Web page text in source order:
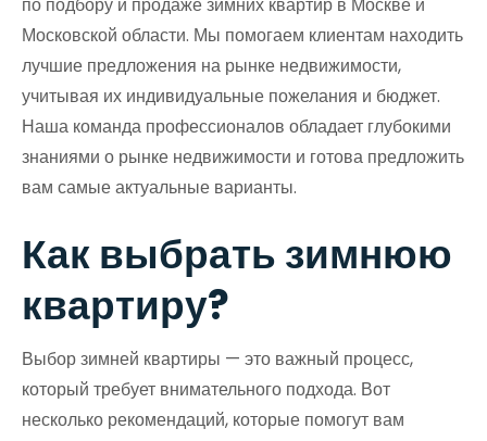
по подбору и продаже зимних квартир в Москве и
Московской области. Мы помогаем клиентам находить
лучшие предложения на рынке недвижимости,
учитывая их индивидуальные пожелания и бюджет.
Наша команда профессионалов обладает глубокими
знаниями о рынке недвижимости и готова предложить
вам самые актуальные варианты.
Как выбрать зимнюю
квартиру?
Выбор зимней квартиры — это важный процесс,
который требует внимательного подхода. Вот
несколько рекомендаций, которые помогут вам